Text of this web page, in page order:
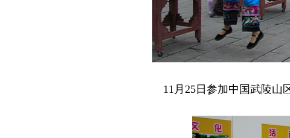
11月25日参加中国武陵山